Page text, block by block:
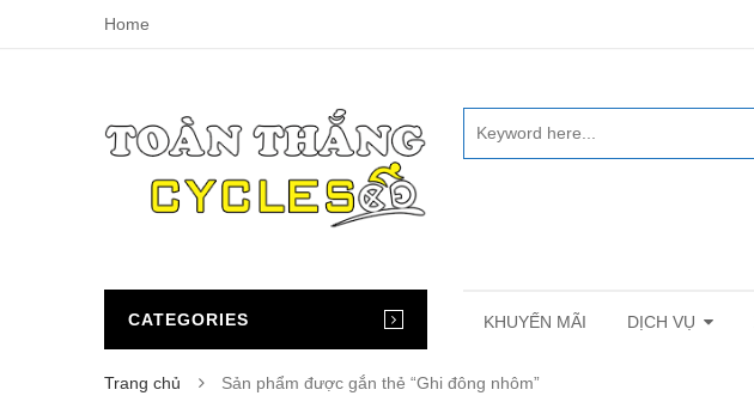
Home
CATEGORIES KHUYẾN MÃI DỊCH VỤ
Trang chủ Sản phẩm được gắn thẻ “Ghi đông nhôm”